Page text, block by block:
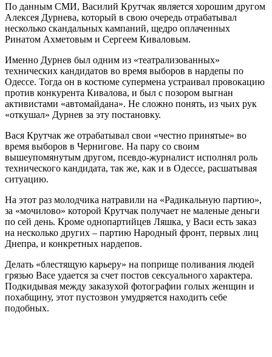
По данным СМИ, Василий Крутчак является хорошим другом
Алексея Дурнева, который в свою очередь отрабатывал
несколько скандальных кампаний, щедро оплаченных
Ринатом Ахметовым и Сергеем Киваловым.
Именно Дурнев был одним из «театрализованных»
технических кандидатов во время выборов в нардепы по
Одессе. Тогда он в костюме супермена устраивал провокацию
против конкурента Кивалова, и был с позором выгнан
активистами «автомайдана». Не сложно понять, из чьих рук
«откушал» Дурнев за эту постановку.
Вася Крутчак же отрабатывал свои «честно принятые» во
время выборов в Чернигове. На пару со своим
вышеупомянутым другом, псевдо-журналист исполнял роль
технического кандидата, так же, как и в Одессе, расшатывая
ситуацию.
На этот раз молодчика натравили на «Радикальную партию»,
за «мочилово» которой Крутчак получает не маленые деньги
по сей день. Кроме однопартийцев Ляшка, у Васи есть заказ
на несколько других – партию Народный фронт, первых лиц
Днепра, и конкретных нардепов.
Делать «блестящую карьеру» на поприще поливания людей
грязью Васе удается за счет постов сексуального характера.
Подкидывая между заказухой фотографии голых женщин и
похабщину, этот пустозвон умудряется находить себе
подобных.